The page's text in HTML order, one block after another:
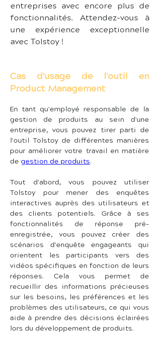
entreprises avec encore plus de
fonctionnalités. Attendez-vous à
une expérience exceptionnelle
avec Tolstoy !
Cas d'usage de l'outil en
Product Management
En tant qu'employé responsable de la
gestion de produits au sein d'une
entreprise, vous pouvez tirer parti de
l'outil Tolstoy de différentes manières
pour améliorer votre travail en matière
de gestion de produits.
Tout d'abord, vous pouvez utiliser
Tolstoy pour mener des enquêtes
interactives auprès des utilisateurs et
des clients potentiels. Grâce à ses
fonctionnalités de réponse pré-
enregistrée, vous pouvez créer des
scénarios d'enquête engageants qui
orientent les participants vers des
vidéos spécifiques en fonction de leurs
réponses. Cela vous permet de
recueillir des informations précieuses
sur les besoins, les préférences et les
problèmes des utilisateurs, ce qui vous
aide à prendre des décisions éclairées
lors du développement de produits.